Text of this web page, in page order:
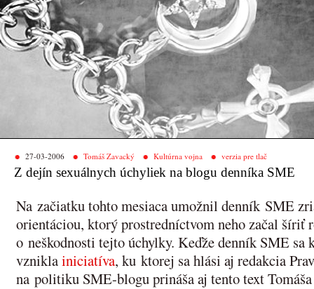
27-03-2006 Tomáš Zavacký Kultúrna vojna verzia pre tlač
Z dejín sexuálnych úchyliek na blogu denníka SME
Na začiatku tohto mesiaca umožnil denník SME
orientáciou, ktorý prostredníctvom neho začal šíriť
o neškodnosti tejto úchylky. Keďže denník SME
vzniklainiciatíva, ku ktorej sa hlási aj redakcia
na politiku SME-blogu prináša aj tento text